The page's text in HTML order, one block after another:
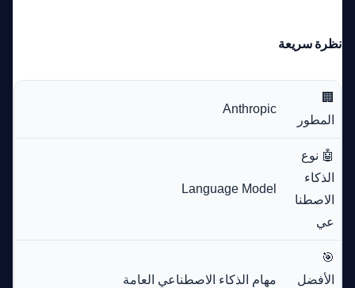
نظرة سريعة
🏢
المطور
Anthropic
🤖 نوع
الذكاء
الاصطنا
عي
Language Model
🎯
الأفضل
مهام الذكاء الاصطناعي العامة